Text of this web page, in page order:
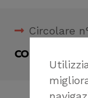
Circolare
CONDIVIDI